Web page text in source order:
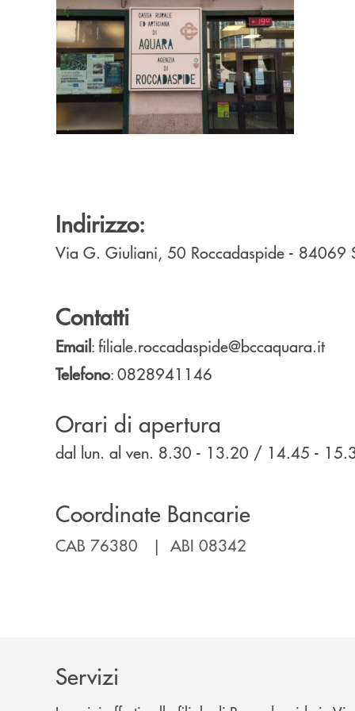
Indirizzo:
Via G. Giuliani, 50 Roccadaspide - 84069
Contatti
Email: filiale.roccadaspide@bccaquara.it
Telefono: 0828941146
Orari di apertura
dal lun. al ven. 8.30 - 13.20 / 14.45 -
Coordinate Bancarie
CAB 76380 | ABI 08342
Servizi